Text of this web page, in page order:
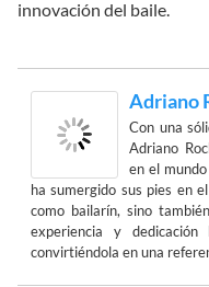
innovación del baile.
Adriano
Con una
Adriano
en el
ha sumergido sus pies en
como bailarín, sino
experiencia y
convirtiéndola en una